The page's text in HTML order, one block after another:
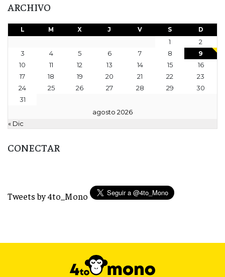
ARCHIVO
agosto 2026
L M X J V S D
1
2
3
4 5 6 7 8
9
10
11 12 13 14 15
16
17
18 19 20 21 22
23
24
25 26 27 28 29
30
31
« Dic
CONECTAR
Tweets by 4to_Mono